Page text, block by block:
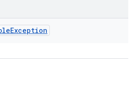
Exception